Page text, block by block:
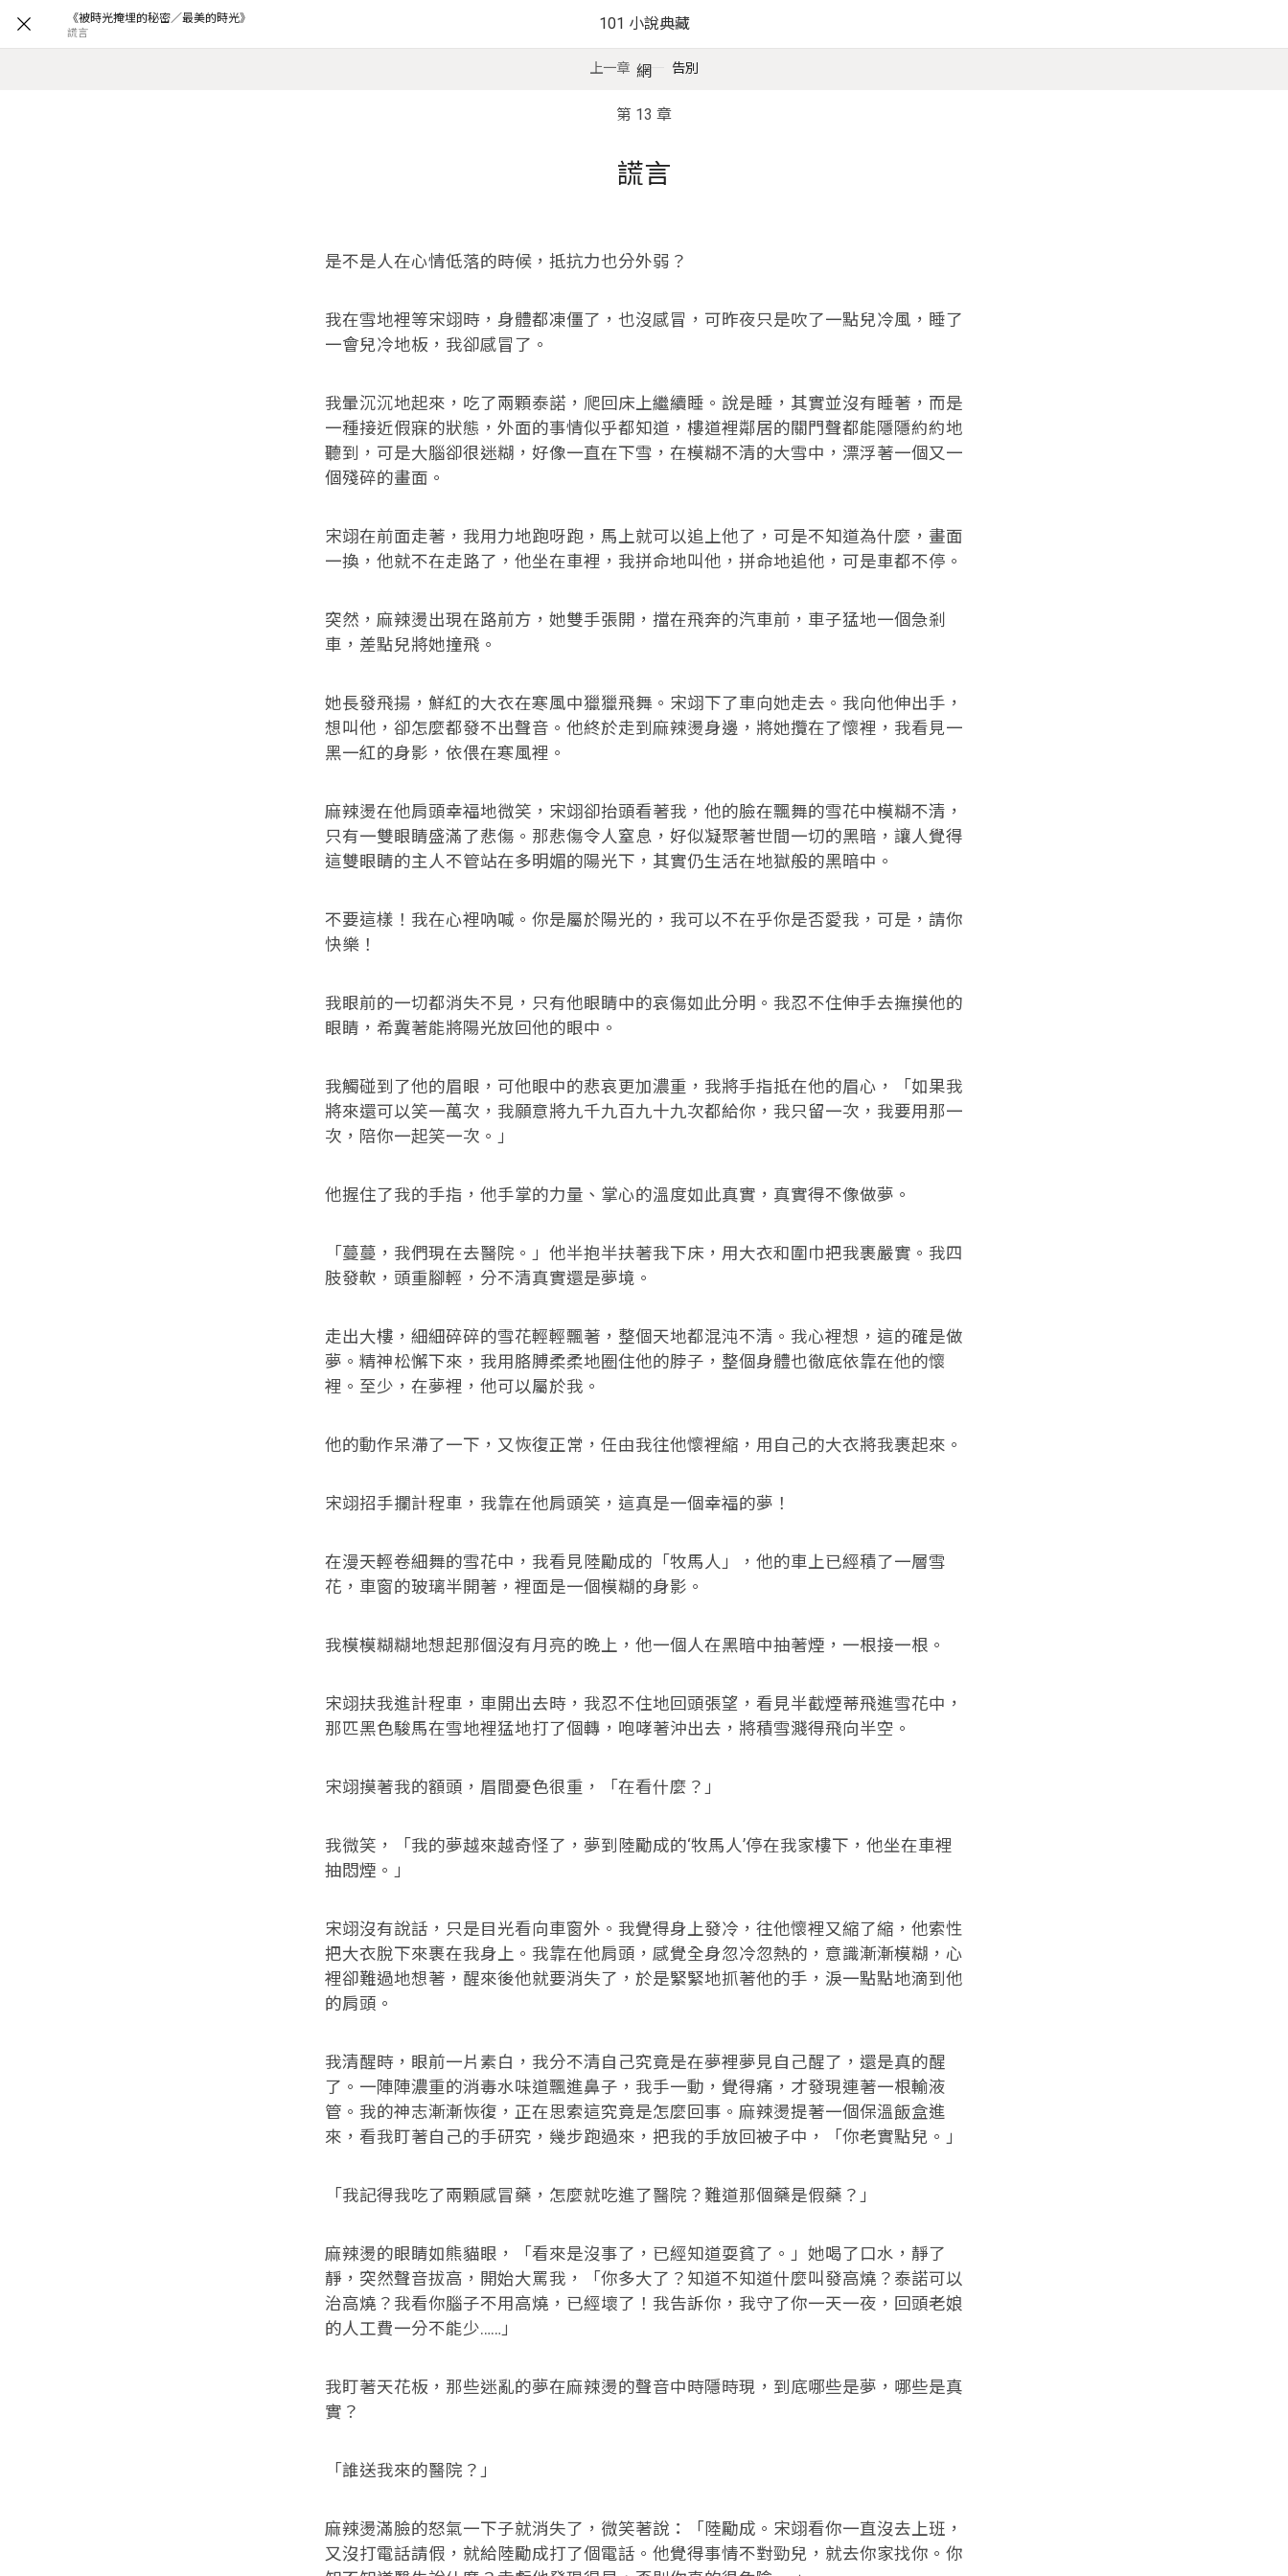
《被時光掩埋的秘密／最美的時光》
謊言 101 小說典藏
網
上一章 告別
第 13 章
謊言
是不是人在心情低落的時候，抵抗力也分外弱？
我在雪地裡等宋翊時，身體都凍僵了，也沒感冒，可昨夜只是吹了一點兒冷風，睡了
一會兒冷地板，我卻感冒了。
我暈沉沉地起來，吃了兩顆泰諾，爬回床上繼續睡。說是睡，其實並沒有睡著，而是
一種接近假寐的狀態，外面的事情似乎都知道，樓道裡鄰居的關門聲都能隱隱約約地
聽到，可是大腦卻很迷糊，好像一直在下雪，在模糊不清的大雪中，漂浮著一個又一
個殘碎的畫面。
宋翊在前面走著，我用力地跑呀跑，馬上就可以追上他了，可是不知道為什麼，畫面
一換，他就不在走路了，他坐在車裡，我拼命地叫他，拼命地追他，可是車都不停。
突然，麻辣燙出現在路前方，她雙手張開，擋在飛奔的汽車前，車子猛地一個急剎
車，差點兒將她撞飛。
她長發飛揚，鮮紅的大衣在寒風中獵獵飛舞。宋翊下了車向她走去。我向他伸出手，
想叫他，卻怎麼都發不出聲音。他終於走到麻辣燙身邊，將她攬在了懷裡，我看見一
黑一紅的身影，依偎在寒風裡。
麻辣燙在他肩頭幸福地微笑，宋翊卻抬頭看著我，他的臉在飄舞的雪花中模糊不清，
只有一雙眼睛盛滿了悲傷。那悲傷令人窒息，好似凝聚著世間一切的黑暗，讓人覺得
這雙眼睛的主人不管站在多明媚的陽光下，其實仍生活在地獄般的黑暗中。
不要這樣！我在心裡吶喊。你是屬於陽光的，我可以不在乎你是否愛我，可是，請你
快樂！
我眼前的一切都消失不見，只有他眼睛中的哀傷如此分明。我忍不住伸手去撫摸他的
眼睛，希冀著能將陽光放回他的眼中。
我觸碰到了他的眉眼，可他眼中的悲哀更加濃重，我將手指抵在他的眉心，「如果我
將來還可以笑一萬次，我願意將九千九百九十九次都給你，我只留一次，我要用那一
次，陪你一起笑一次。」
他握住了我的手指，他手掌的力量、掌心的溫度如此真實，真實得不像做夢。
「蔓蔓，我們現在去醫院。」他半抱半扶著我下床，用大衣和圍巾把我裹嚴實。我四
肢發軟，頭重腳輕，分不清真實還是夢境。
走出大樓，細細碎碎的雪花輕輕飄著，整個天地都混沌不清。我心裡想，這的確是做
夢。精神松懈下來，我用胳膊柔柔地圈住他的脖子，整個身體也徹底依靠在他的懷
裡。至少，在夢裡，他可以屬於我。
他的動作呆滯了一下，又恢復正常，任由我往他懷裡縮，用自己的大衣將我裹起來。
宋翊招手攔計程車，我靠在他肩頭笑，這真是一個幸福的夢！
在漫天輕卷細舞的雪花中，我看見陸勵成的「牧馬人」，他的車上已經積了一層雪
花，車窗的玻璃半開著，裡面是一個模糊的身影。
我模模糊糊地想起那個沒有月亮的晚上，他一個人在黑暗中抽著煙，一根接一根。
宋翊扶我進計程車，車開出去時，我忍不住地回頭張望，看見半截煙蒂飛進雪花中，
那匹黑色駿馬在雪地裡猛地打了個轉，咆哮著沖出去，將積雪濺得飛向半空。
宋翊摸著我的額頭，眉間憂色很重，「在看什麼？」
我微笑，「我的夢越來越奇怪了，夢到陸勵成的‘牧馬人’停在我家樓下，他坐在車裡
抽悶煙。」
宋翊沒有說話，只是目光看向車窗外。我覺得身上發冷，往他懷裡又縮了縮，他索性
把大衣脫下來裹在我身上。我靠在他肩頭，感覺全身忽冷忽熱的，意識漸漸模糊，心
裡卻難過地想著，醒來後他就要消失了，於是緊緊地抓著他的手，淚一點點地滴到他
的肩頭。
我清醒時，眼前一片素白，我分不清自己究竟是在夢裡夢見自己醒了，還是真的醒
了。一陣陣濃重的消毒水味道飄進鼻子，我手一動，覺得痛，才發現連著一根輸液
管。我的神志漸漸恢復，正在思索這究竟是怎麼回事。麻辣燙提著一個保溫飯盒進
來，看我盯著自己的手研究，幾步跑過來，把我的手放回被子中，「你老實點兒。」
「我記得我吃了兩顆感冒藥，怎麼就吃進了醫院？難道那個藥是假藥？」
麻辣燙的眼睛如熊貓眼，「看來是沒事了，已經知道耍貧了。」她喝了口水，靜了
靜，突然聲音拔高，開始大罵我，「你多大了？知道不知道什麼叫發高燒？泰諾可以
治高燒？我看你腦子不用高燒，已經壞了！我告訴你，我守了你一天一夜，回頭老娘
的人工費一分不能少……」
我盯著天花板，那些迷亂的夢在麻辣燙的聲音中時隱時現，到底哪些是夢，哪些是真
實？
「誰送我來的醫院？」
麻辣燙滿臉的怒氣一下子就消失了，微笑著說：「陸勵成。宋翊看你一直沒去上班，
又沒打電話請假，就給陸勵成打了個電話。他覺得事情不對勁兒，就去你家找你。你